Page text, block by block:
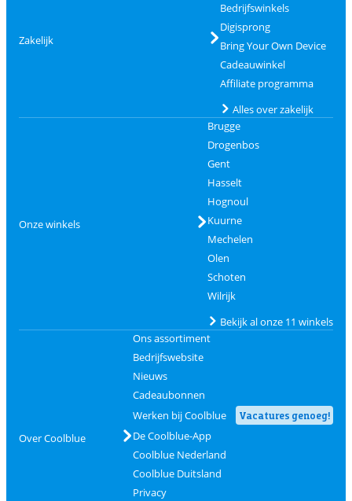
Zakelijk
Bedrijfswinkels
Digisprong
Bring Your Own Device
Cadeauwinkel
Affiliate programma
Alles over zakelijk
Onze winkels
Brugge
Drogenbos
Gent
Hasselt
Hognoul
Kuurne
Mechelen
Olen
Schoten
Wilrijk
Bekijk al onze 11 winkels
Over Coolblue
Ons assortiment
Bedrijfswebsite
Nieuws
Cadeaubonnen
Werken bij Coolblue
Vacatures genoeg!
De Coolblue-App
Coolblue Nederland
Coolblue Duitsland
Privacy